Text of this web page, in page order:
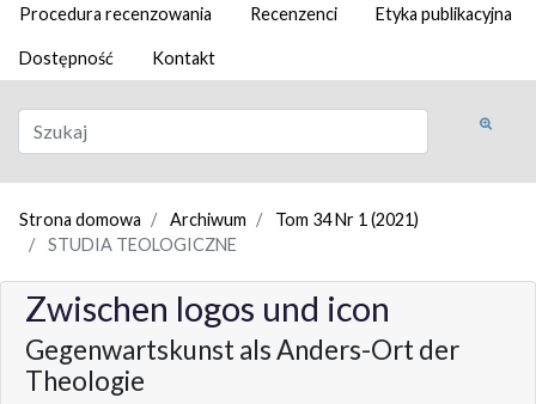
Procedura recenzowania Recenzenci Etyka publikacyjna
Dostępność Kontakt
Strona domowa Archiwum
Tom 34 Nr 1 (2021)
STUDIA TEOLOGICZNE
Zwischen logos und icon
Gegenwartskunst als Anders-Ort der
Theologie